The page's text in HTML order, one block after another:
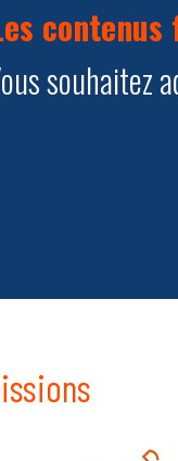
souhaitez